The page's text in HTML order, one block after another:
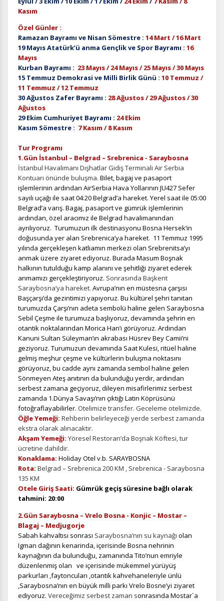
Kasım
Özel Günler :
Ramazan Bayramı ve Nisan Sömestre : 14 Mart / 16 Mart
19 Mayıs Atatürk’ü anma Gençlik ve Spor Bayramı : 16
Mayıs
Kurban Bayramı : 23 Mayıs / 24 Mayıs /25 Mayıs/ 30 Mayıs
15 Temmuz Demokrasi ve Milli Birlik Günü : 10 Temmuz /
11 Temmuz / 12 Temmuz
30 Ağustos Zafer Bayramı : 28 Ağustos / 29 Ağustos / 30
Ağustos
29 Ekim Cumhuriyet Bayramı : 24 Ekim
Kasım Sömestre : 7 Kasım / 8 Kasım
Tur Programı
1.Gün İstanbul – Belgrad – Srebrenica - Saraybosna
İstanbul Havalimanı Dışhatlar Gidiş Terminali Air Serbia
Kontuarı önünde buluşma. Bilet, bagaj ve pasaport
işlemlerinin ardından AirSerbia Hava Yollarının JU427 Sefer
sayılı uçağı ile saat 04:20 Belgrad’a hareket. Yerel saat ile 05:00
Belgrad’a varış. Bagaj, pasaport ve gümrük işlemlerinin
ardından, özel aracımız ile Belgrad havalimanından
ayrılıyoruz. Turumuzun ilk destinasyonu Bosna Hersek’in
doğusunda yer alan Srebrenica’ya hareket. 11 Temmuz 1995
yılında gerçekleşen katliamın merkezi olan Srebrenitsa’yı
anmak üzere ziyaret ediyoruz. Burada Masum Boşnak
halkının tutulduğu kamp alanını ve şehitliği ziyaret ederek
anmamızı gerçekleştiriyoruz. Sonrasında Başkent
Saraybosna’ya hareket. Avrupa’nın en müstesna çarşısı
Başçarşı’da gezintimizi yapıyoruz. Bu kültürel şehri tanıtan
turumuzda Çarşı’nın adeta sembolü haline gelen Saraybosna
Sebil Çeşme ile turumuza başlıyoruz, devamında şehrin en
otantik noktalarından Morica Han’ı görüyoruz. Ardından
Kanuni Sultan Süleyman’ın akrabası Hüsrev Bey Camii’ni
geziyoruz. Turumuzun devamında Saat Kulesi, ritüel haline
gelmiş meşhur çeşme ve kültürlerin buluşma noktasını
görüyoruz, bu cadde aynı zamanda sembol haline gelen
Sönmeyen Ateş anıtının da bulunduğu yerdir, ardından
serbest zamana geçiyoruz, dileyen misafirlerimiz serbest
zamanda 1.Dünya Savaşı’nın çıktığı Latin Köprüsünü
fotoğraflayabilirler. Otelimize transfer. Geceleme otelimizde.
Öğle Yemeği: Rehberin belirleyeceği yerde serbest zamanda
ekstra olarak alınacaktır.
Akşam Yemeği: Yöresel Restoran’da Boşnak Köftesi, tur
ücretine dahildir.
Konaklama: Holiday Otel v.b. SARAYBOSNA
Rota: Belgrad – Srebrenica 200 KM , Srebrenica - Saraybosna
135 KM
Otele Giriş Saati: Gümrük geçiş süresine bağlı olarak
tahmini: 20:00
2.Gün Saraybosna – Vrelo Bosna - Konjic – Mostar –
Blagaj – Medjugorje
Sabah kahvaltısı sonrası Saraybosna’nın su kaynağı olan
Igman dağının kenarinda, içerisinde Bosna nehrinin
kaynağının da bulunduğu, zamanında Tito’nun emriyle
düzenlenmiş olan ve içerisinde mükemmel yürüyüş
parkurları ,faytoncuları ,otantik kahvehaneleriyle ünlü
,Saraybosna’nın en büyük milli parkı Vrelo Bosne’yi ziyaret
ediyoruz. Vereceğimiz serbest zaman sonrasında Mostar`a